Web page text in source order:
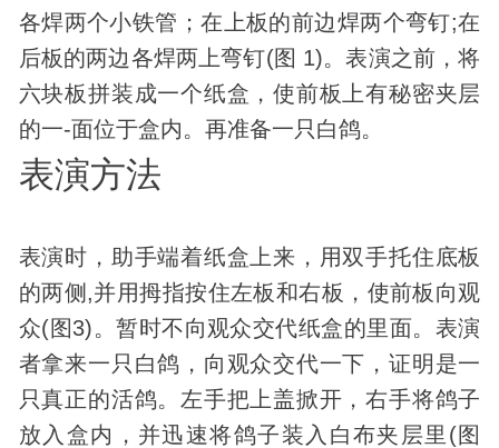
各焊两个小铁管；在上板的前边焊两个弯钉;在
后板的两边各焊两上弯钉(图 1)。表演之前，将
六块板拼装成一个纸盒，使前板上有秘密夹层
的一-面位于盒内。再准备一只白鸽。
表演方法
表演时，助手端着纸盒上来，用双手托住底板
的两侧,并用拇指按住左板和右板，使前板向观
众(图3)。暂时不向观众交代纸盒的里面。表演
者拿来一只白鸽，向观众交代一下，证明是一
只真正的活鸽。左手把上盖掀开，右手将鸽子
放入盒内，并迅速将鸽子装入白布夹层里(图